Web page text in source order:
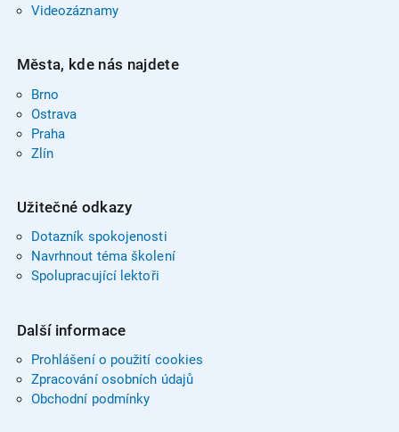
Videozáznamy
Města, kde nás najdete
Brno
Ostrava
Praha
Zlín
Užitečné odkazy
Dotazník spokojenosti
Navrhnout téma školení
Spolupracující lektoři
Další informace
Prohlášení o použití cookies
Zpracování osobních údajů
Obchodní podmínky